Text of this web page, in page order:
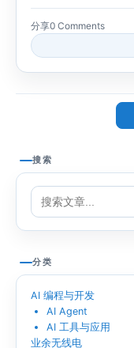
分享0 Comments
搜索
分类
AI 编程与开发
AI Agent
AI 工具与应用
业余无线电